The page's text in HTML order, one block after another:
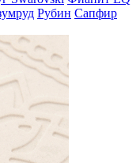
Рубин Сапфир